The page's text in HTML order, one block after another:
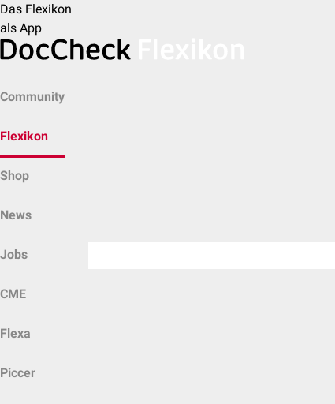
Das Flexikon
als App
Community
Flexikon
Shop
News
Jobs
CME
Flexa
Piccer